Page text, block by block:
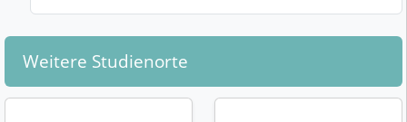
Weitere Studienorte